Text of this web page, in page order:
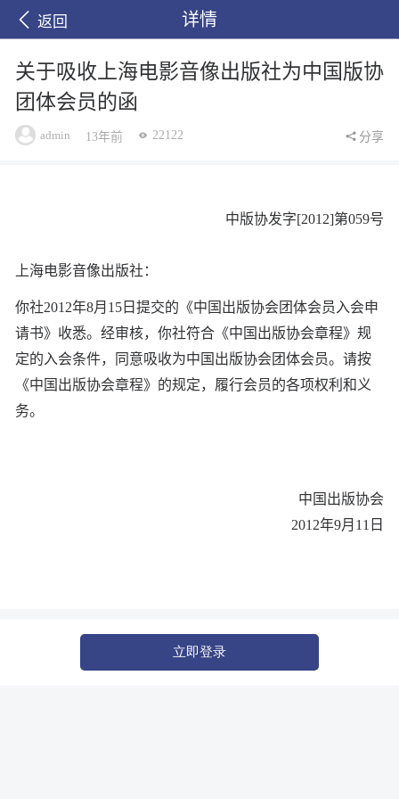
返回 详情
关于吸收上海电影音像出版社为中国版协
团体会员的函
admin 13年前 22122 分享
中版协发字[2012]第059号
上海电影音像出版社：
你社2012年8月15日提交的《中国出版协会团体会员入会申
请书》收悉。经审核，你社符合《中国出版协会章程》规
定的入会条件，同意吸收为中国出版协会团体会员。请按
《中国出版协会章程》的规定，履行会员的各项权利和义
务。
中国出版协会
2012年9月11日
立即登录